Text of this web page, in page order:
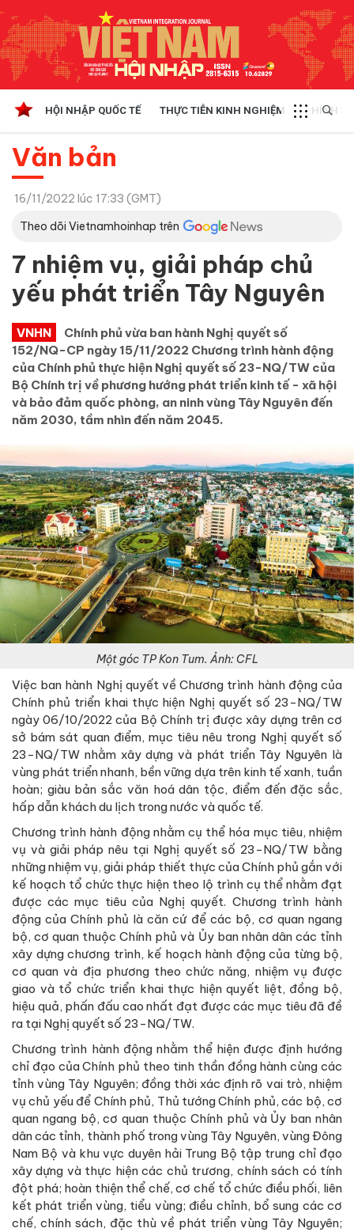
HỘI NHẬP QUỐC TẾ THỰC TIỄN KINH NGHIỆM CHÍNH
Văn bản
16/11/2022 lúc 17:33 (GMT)
Theo dõi Vietnamhoinhap trên
7 nhiệm vụ, giải pháp chủ
yếu phát triển Tây Nguyên
VNHN
Chính phủ vừa ban hành Nghị quyết số
152/NQ-CP ngày 15/11/2022 Chương trình hành động
của Chính phủ thực hiện Nghị quyết số 23-NQ/TW của
Bộ Chính trị về phương hướng phát triển kinh tế - xã hội
và bảo đảm quốc phòng, an ninh vùng Tây Nguyên đến
năm 2030, tầm nhìn đến năm 2045.
Một góc TP Kon Tum. Ảnh: CFL
Việc ban hành Nghị quyết về Chương trình hành động của
Chính phủ triển khai thực hiện Nghị quyết số 23-NQ/TW
ngày 06/10/2022 của Bộ Chính trị được xây dựng trên cơ
sở bám sát quan điểm, mục tiêu nêu trong Nghị quyết số
23-NQ/TW nhằm xây dựng và phát triển Tây Nguyên là
vùng phát triển nhanh, bền vững dựa trên kinh tế xanh, tuần
hoàn; giàu bản sắc văn hoá dân tộc, điểm đến đặc sắc,
hấp dẫn khách du lịch trong nước và quốc tế.
Chương trình hành động nhằm cụ thể hóa mục tiêu, nhiệm
vụ và giải pháp nêu tại Nghị quyết số 23-NQ/TW bằng
những nhiệm vụ, giải pháp thiết thực của Chính phủ gắn với
kế hoạch tổ chức thực hiện theo lộ trình cụ thể nhằm đạt
được các mục tiêu của Nghị quyết. Chương trình hành
động của Chính phủ là căn cứ để các bộ, cơ quan ngang
bộ, cơ quan thuộc Chính phủ và Ủy ban nhân dân các tỉnh
xây dựng chương trình, kế hoạch hành động của từng bộ,
cơ quan và địa phương theo chức năng, nhiệm vụ được
giao và tổ chức triển khai thực hiện quyết liệt, đồng bộ,
hiệu quả, phấn đấu cao nhất đạt được các mục tiêu đã đề
ra tại Nghị quyết số 23-NQ/TW.
Chương trình hành động nhằm thể hiện được định hướng
chỉ đạo của Chính phủ theo tinh thần đồng hành cùng các
tỉnh vùng Tây Nguyên; đồng thời xác định rõ vai trò, nhiệm
vụ chủ yếu để Chính phủ, Thủ tướng Chính phủ, các bộ, cơ
quan ngang bộ, cơ quan thuộc Chính phủ và Ủy ban nhân
dân các tỉnh, thành phố trong vùng Tây Nguyên, vùng Đông
Nam Bộ và khu vực duyên hải Trung Bộ tập trung chỉ đạo
xây dựng và thực hiện các chủ trương, chính sách có tính
đột phá; hoàn thiện thể chế, cơ chế tổ chức điều phối, liên
kết phát triển vùng, tiểu vùng; điều chỉnh, bổ sung các cơ
chế, chính sách, đặc thù về phát triển vùng Tây Nguyên;